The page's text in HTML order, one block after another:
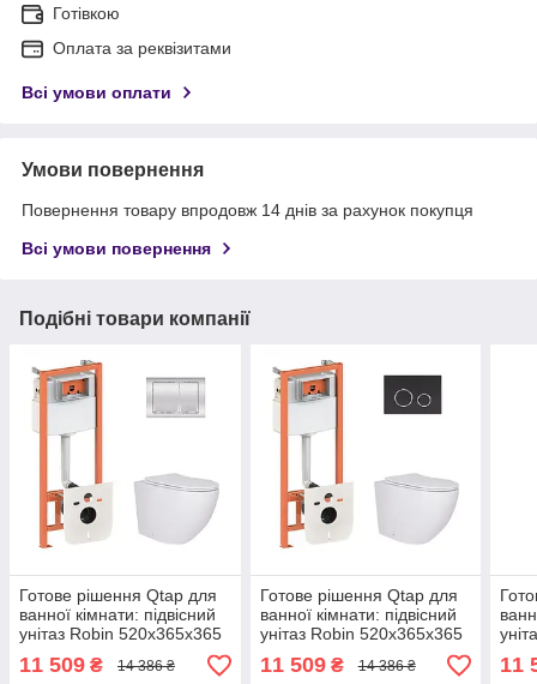
Готівкою
Оплата за реквізитами
Всі умови оплати
Умови повернення
Повернення товару впродовж 14 днів за рахунок покупця
Всі умови повернення
Подібні товари компанії
Готове рішення Qtap для
ванної кімнати: підвісний
унітаз Robin 520x365x365
+ комплект інсталяції Nest
4 в 1
11 509 ₴ 14 386 ₴
Готове рішення Qtap для
ванної кімнати: підвісний
унітаз Robin 520x365x365
+ комплект інсталяції Nest
4 в 1
11 509₴ 14 386 ₴
+
4 в 1
11